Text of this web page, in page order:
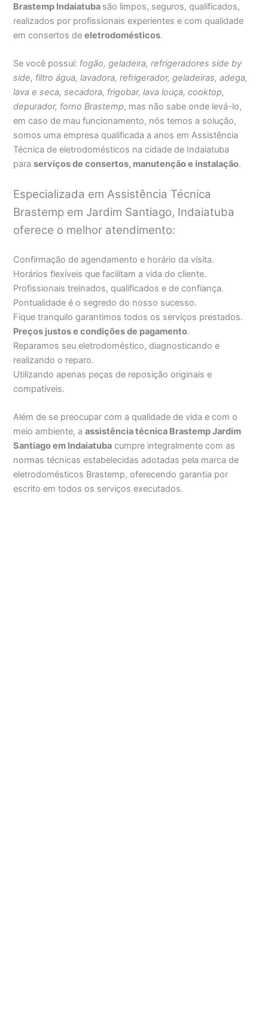
Brastemp Indaiatuba são limpos, seguros, qualificados,
realizados por profissionais experientes e com qualidade
em consertos deeletrodomésticos.
Se você possui: fogão, geladeira, refrigeradores side by
side, filtro água, lavadora, refrigerador, geladeiras, adega,
lava e seca, secadora, frigobar, lava louça, cooktop,
depurador, forno Brastemp, mas não sabe onde levá-lo,
em caso de mau funcionamento, nós temos a solução,
somos uma empresa qualificada a anos em Assistência
Técnica de eletrodomésticos na cidade de Indaiatuba
paraserviços de consertos, manutenção e instalação.
Especializada em Assistência Técnica
Brastemp em Jardim Santiago, Indaiatuba
oferece o melhor atendimento:
Confirmação de agendamento e horário da visita.
Horários flexíveis que facilitam a vida do cliente.
Profissionais treinados, qualificados e de confiança.
Pontualidade é o segredo do nosso sucesso.
Fique tranquilo garantimos todos os serviços prestados.
Preços justos e condições de pagamento.
Reparamos seu eletrodoméstico, diagnosticando e
realizando o reparo.
Utilizando apenas peças de reposição originais e
compatíveis.
Além de se preocupar com a qualidade de vida e com o
meio ambiente, aassistência técnica Brastemp Jardim
Santiago em Indaiatuba cumpre integralmente com as
normas técnicas estabelecidas adotadas pela marca de
eletrodomésticos Brastemp, oferecendo garantia por
escrito em todos os serviços executados.